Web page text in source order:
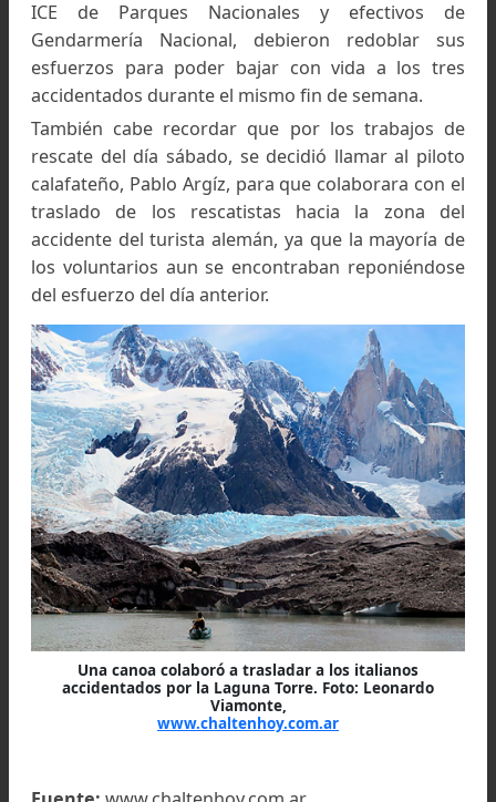
aunque sus lesiones no eran de consideración.
evacuación pudo realizarse sin
complicaciones y ambos turistas fueron
a El Calafate.
Teniendo en cuenta la limitada cantidad
personal disponible y la gran cantidad de horas
trabajo en zonas peligrosas y de difícil acceso
exigen un gran esfuerzo físico y mental, es
destacar que tanto los voluntarios de la
ICE de Parques Nacionales y efectivos
Gendarmería Nacional, debieron redoblar
esfuerzos para poder bajar con vida a los
accidentados durante el mismo fin de semana.
También cabe recordar que por los trabajos
rescate del día sábado, se decidió llamar al
calafateño, Pablo Argíz, para que colaborara
traslado de los rescatistas hacia la zona
accidente del turista alemán, ya que la mayoría
los voluntarios aun se encontraban
del esfuerzo del día anterior.